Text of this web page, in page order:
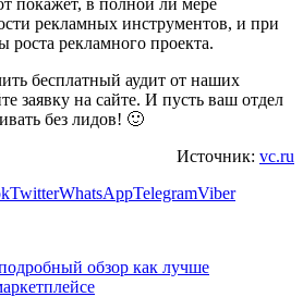
рекламных инструментов, и при
роста рекламного проекта.
бесплатный аудит от наших
заявку на сайте. И пусть ваш отдел
без лидов! 🙂
Источник: vc.ru
TwitterWhatsAppTelegramViber
обзор как лучше